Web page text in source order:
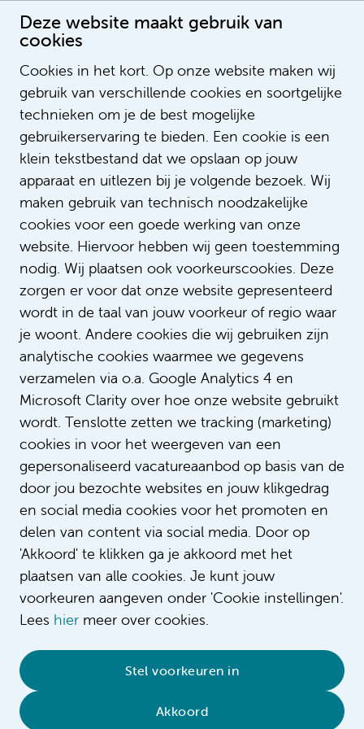
Deze website maakt gebruik van
cookies
Cookies in het kort. Op onze website maken wij
gebruik van verschillende cookies en soortgelijke
technieken om je de best mogelijke
gebruikerservaring te bieden. Een cookie is een
klein tekstbestand dat we opslaan op jouw
apparaat en uitlezen bij je volgende bezoek. Wij
maken gebruik van technisch noodzakelijke
cookies voor een goede werking van onze
website. Hiervoor hebben wij geen toestemming
nodig. Wij plaatsen ook voorkeurscookies. Deze
zorgen er voor dat onze website gepresenteerd
wordt in de taal van jouw voorkeur of regio waar
je woont. Andere cookies die wij gebruiken zijn
analytische cookies waarmee we gegevens
verzamelen via o.a. Google Analytics 4 en
Microsoft Clarity over hoe onze website gebruikt
wordt. Tenslotte zetten we tracking (marketing)
cookies in voor het weergeven van een
gepersonaliseerd vacatureaanbod op basis van de
door jou bezochte websites en jouw klikgedrag
en social media cookies voor het promoten en
delen van content via social media. Door op
'Akkoord' te klikken ga je akkoord met het
plaatsen van alle cookies. Je kunt jouw
voorkeuren aangeven onder 'Cookie instellingen'.
Lees hier meer over cookies.
Stel voorkeuren in
Akkoord
Carmen Sergiou
Cookieverklaring • Sitemap